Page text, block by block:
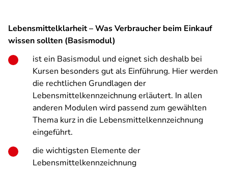
Lebensmittelklarheit – Was Verbraucher beim Einkauf
wissen sollten (Basismodul)
ist ein Basismodul und eignet sich deshalb bei
Kursen besonders gut als Einführung. Hier werden
die rechtlichen Grundlagen der
Lebensmittelkennzeichnung erläutert. In allen
anderen Modulen wird passend zum gewählten
Thema kurz in die Lebensmittelkennzeichnung
eingeführt.
die wichtigsten Elemente der
Lebensmittelkennzeichnung